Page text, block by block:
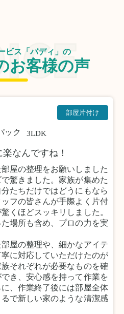
ビス「バディ」の
お客様の声
ック 3LDK
部屋片付け
なんですね！
屋の整理をお願いしました
驚きました。家族が集めた
たちだけではどうにもなら
フの皆さんが手際よく片付
くほどスッキリしました。
場所も含め、プロの力を実
屋の整理や、細かなアイテ
に対応していただけたのが
それぞれが必要なものを確
き、安心感を持って作業を
、作業終了後には部屋全体
で新しい家のような清潔感